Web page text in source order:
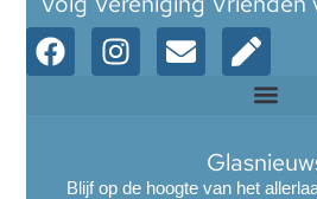
Blijf op de hoogte van het